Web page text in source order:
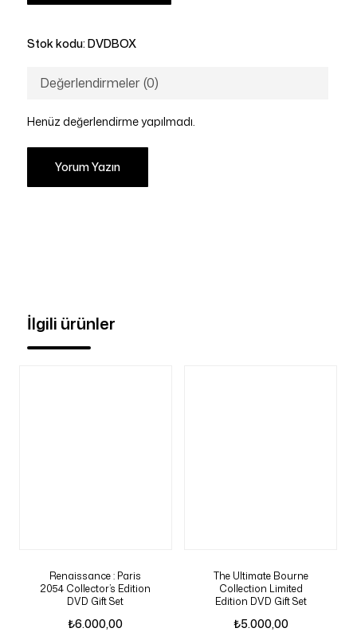
Stok kodu: DVDBOX
Değerlendirmeler (0)
Henüz değerlendirme yapılmadı.
Yorum Yazın
İlgili ürünler
Renaissance : Paris
2054 Collector’s Edition
DVD Gift Set
₺6.000,00
The Ultimate Bourne
Collection Limited
Edition DVD Gift Set
₺5.000,00